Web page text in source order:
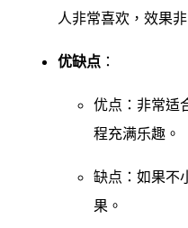
人非常喜欢，效果非
优缺点 ：
优点：非常适
程充满乐趣。
缺点：如果不
果。